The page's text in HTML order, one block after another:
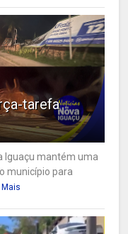
tarefa
Iguaçu mantém uma
município para
Mais